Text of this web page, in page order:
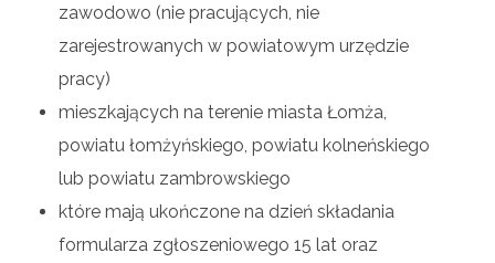
zawodowo (nie pracujących, nie
zarejestrowanych w powiatowym urzędzie
pracy)
mieszkających na terenie miasta Łomża,
powiatu łomżyńskiego, powiatu kolneńskiego
lub powiatu zambrowskiego
które mają ukończone na dzień składania
formularza zgłoszeniowego 15 lat oraz